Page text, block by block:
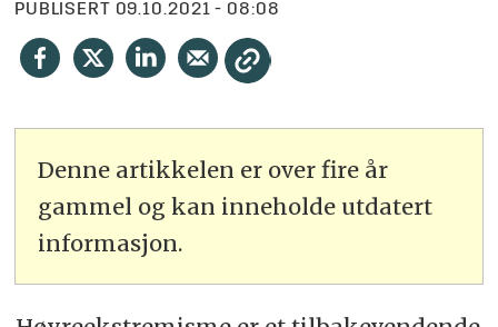
PUBLISERT 09.10.2021 - 08:08
Denne artikkelen er over fire år
gammel og kan inneholde utdatert
informasjon.